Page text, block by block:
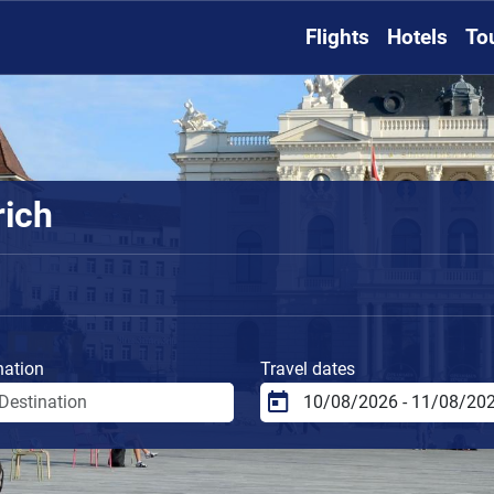
Flights Hotels
Travel dates